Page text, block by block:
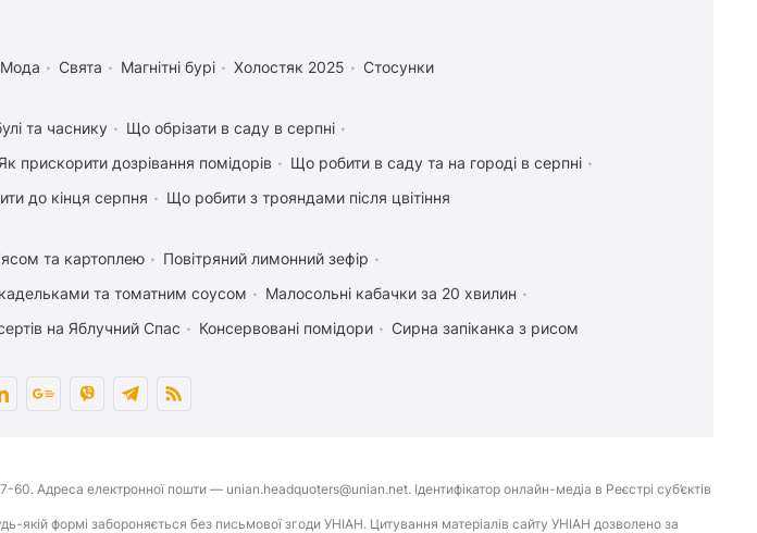
Мода Свята Магнітні бурі Холостяк 2025 Стосунки
та часнику
Що обрізати в саду в серпні
прискорити дозрівання помідорів
Що робити в саду та на городі в серпні
до кінця серпня Що робити з трояндами після цвітіння
та картоплею
Повітряний лимонний зефір
та томатним соусом
Малосольні кабачки за 20 хвилин
на Яблучний Спас Консервовані помідори Сирна запіканка з рисом
Адреса електронної пошти — unian.headquoters@unian.net. Ідентифікатор онлайн-медіа в Реєстрі суб’єктів
якій формі забороняється без письмової згоди УНІАН. Цитування матеріалів сайту УНІАН дозволено за